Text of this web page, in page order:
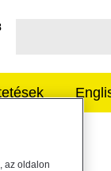
az oldalon